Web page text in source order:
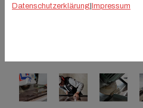
Datenschutzerklärung Impressum